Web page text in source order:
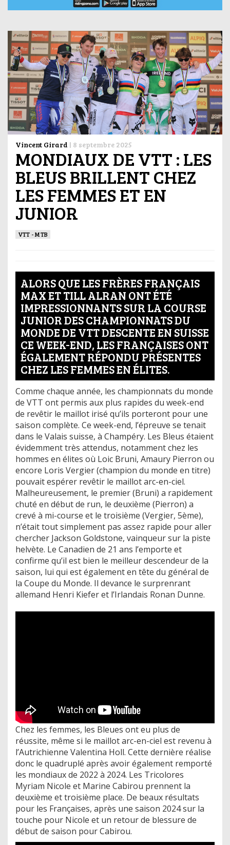
Vincent Girard | 8 septembre 2025
MONDIAUX DE VTT : LES
BLEUS BRILLENT CHEZ
LES FEMMES ET EN
JUNIOR
VTT - MTB
ALORS QUE LES FRÈRES FRANÇAIS
MAX ET TILL ALRAN ONT ÉTÉ
IMPRESSIONNANTS SUR LA COURSE
JUNIOR DES CHAMPIONNATS DU
MONDE DE VTT DESCENTE EN SUISSE
CE WEEK-END, LES FRANÇAISES ONT
ÉGALEMENT RÉPONDU PRÉSENTES
CHEZ LES FEMMES EN ÉLITES.
Comme chaque année, les championnats du monde
de VTT ont permis aux plus rapides du week-end
de revêtir le maillot irisé qu’ils porteront pour une
saison complète. Ce week-end, l’épreuve se tenait
dans le Valais suisse, à Champéry. Les Bleus étaient
évidemment très attendus, notamment chez les
hommes en élites où Loic Bruni, Amaury Pierron ou
encore Loris Vergier (champion du monde en titre)
pouvait espérer revêtir le maillot arc-en-ciel.
Malheureusement, le premier (Bruni) a rapidement
chuté en début de run, le deuxième (Pierron) a
crevé à mi-course et le troisième (Vergier, 5ème),
n’était tout simplement pas assez rapide pour aller
chercher Jackson Goldstone, vainqueur sur la piste
helvète. Le Canadien de 21 ans l’emporte et
confirme qu’il est bien le meilleur descendeur de la
saison, lui qui est également en tête du général de
la Coupe du Monde. Il devance le surprenrant
allemand Henri Kiefer et l’Irlandais Ronan Dunne.
Chez les femmes, les Bleues ont eu plus de
réussite, même si le maillot arc-en-ciel est revenu à
l’Autrichienne Valentina Holl. Cette dernière réalise
donc le quadruplé après avoir également remporté
les mondiaux de 2022 à 2024. Les Tricolores
Myriam Nicole et Marine Cabirou prennent la
deuxième et troisième place. De beaux résultats
pour les Françaises, après une saison 2024 sur la
touche pour Nicole et un retour de blessure de
début de saison pour Cabirou.